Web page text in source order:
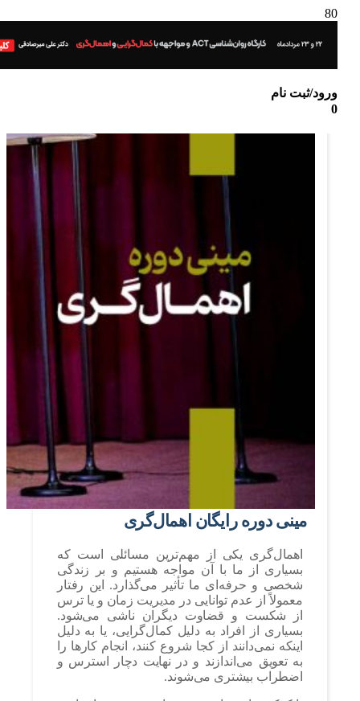
ورود/ثبت نام
مینی دوره رایگان اهمال‌گری
اهمال‌گری یکی از مهم‌ترین مسائلی است که
بسیاری از ما با آن مواجه هستیم و بر زندگی
شخصی و حرفه‌ای ما تأثیر می‌گذارد. این رفتار
معمولاً از عدم توانایی در مدیریت زمان و یا ترس
از شکست و قضاوت دیگران ناشی می‌شود.
بسیاری از افراد به دلیل کمال‌گرایی، یا به دلیل
اینکه نمی‌دانند از کجا شروع کنند، انجام کارها را
به تعویق می‌اندازند و در نهایت دچار استرس و
اضطراب بیشتری می‌شوند.